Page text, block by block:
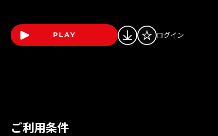
PLAY ログイン
ご利用条件